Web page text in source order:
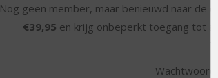
Nog geen member, maar benieuwd naar de
€39,95 en krijg onbeperkt toegang tot